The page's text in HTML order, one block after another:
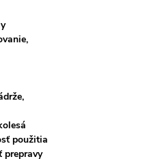
použitia
prepravy